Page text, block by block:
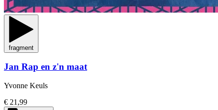
fragment
Jan Rap en z'n maat
Yvonne Keuls
€ 21,99